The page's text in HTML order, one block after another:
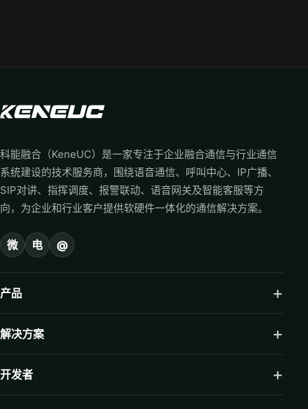
科能融合（KeneUC）是一家专注于企业融合通信与行业通信
系统建设的技术服务商，围绕语音通信、呼叫中心、IP广播、
SIP对讲、指挥调度、报警联动、语音网关及智能客服等方
向，为企业和行业客户提供软硬件一体化的通信解决方案。
微 电 @
产品
解决方案
开发者